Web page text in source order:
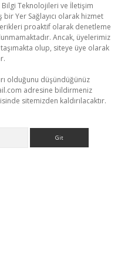
Bilgi Teknolojileri ve İletişim
bir Yer Sağlayıcı olarak hizmet
proaktif olarak denetleme
Ancak, üyelerimiz
olup, siteye üye olarak
olduğunu düşündüğünüz
adresine bildirmeniz
sitemizden kaldırılacaktır.